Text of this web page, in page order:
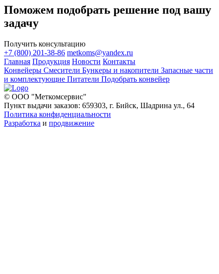
Поможем подобрать решение под вашу
задачу
Получить консультацию
+7 (800) 201-38-86 metkoms@yandex.ru
Главная Продукция Новости Контакты
Конвейеры Смесители Бункеры и накопители Запасные части
и комплектующие Питатели Подобрать конвейер
© ООО "Меткомсервис"
Пункт выдачи заказов: 659303, г. Бийск, Шадрина ул., 64
Политика конфиденциальности
Разработка и продвижение